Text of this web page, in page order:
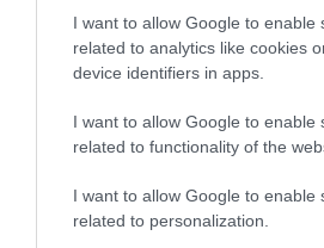
I want to allow Google to enable
related to analytics like cookies
device identifiers in apps.
I want to allow Google to enable
related to functionality of the
I want to allow Google to enable
related to personalization.
Stop Eating These 3 Foods
Cause Parasites